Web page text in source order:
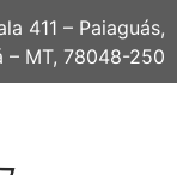
411 – Paiaguás,
– MT, 78048-250